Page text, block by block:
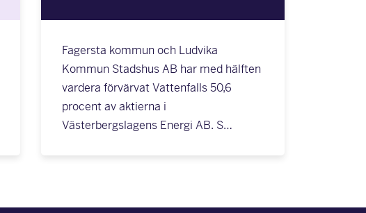
Fagersta kommun och Ludvika
Kommun Stadshus AB har med hälften
vardera förvärvat Vattenfalls 50,6
procent av aktierna i
Västerbergslagens Energi AB. S…